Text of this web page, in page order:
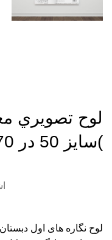
لوح تصويري
)سایز 50 در 70
لوح نگاره های اول